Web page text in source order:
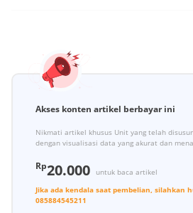
Akses konten artikel berbayar ini
Nikmati artikel khusus Unit yang telah
dengan visualisasi data yang akurat dan
Rp20.000
untuk baca artikel
Jika ada kendala saat pembelian, silahkan
085884545211